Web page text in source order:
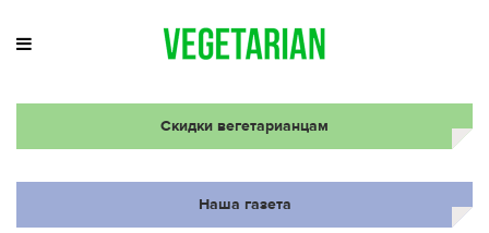
Скидки вегетарианцам
Наша газета